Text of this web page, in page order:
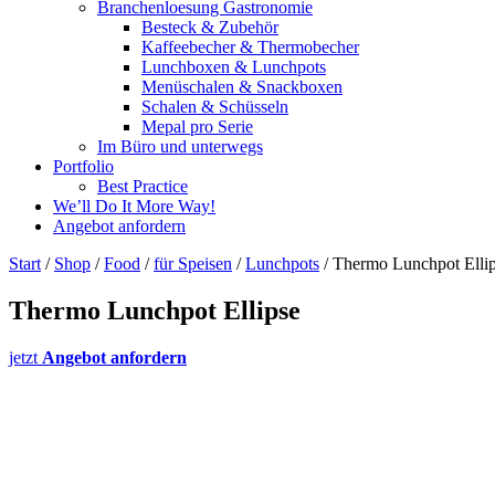
Branchenloesung Gastronomie
Besteck & Zubehör
Kaffeebecher & Thermobecher
Lunchboxen & Lunchpots
Menüschalen & Snackboxen
Schalen & Schüsseln
Mepal pro Serie
Im Büro und unterwegs
Portfolio
Best Practice
We’ll Do It More Way!
Angebot anfordern
Start / Shop /Food /für Speisen /Lunchpots / Thermo Lunchpot
Thermo Lunchpot Ellipse
jetzt Angebot anfordern